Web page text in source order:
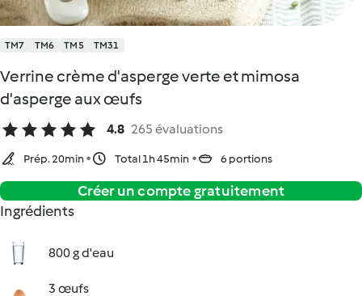
TM7 TM6 TM5 TM31
Verrine crème d'asperge verte et mimosa
d'asperge aux œufs
4.8 265 évaluations
Prép. 20min Total 1h 45min 6 portions
Créer un compte gratuitement
Ingrédients
800 g d'eau
3 œufs